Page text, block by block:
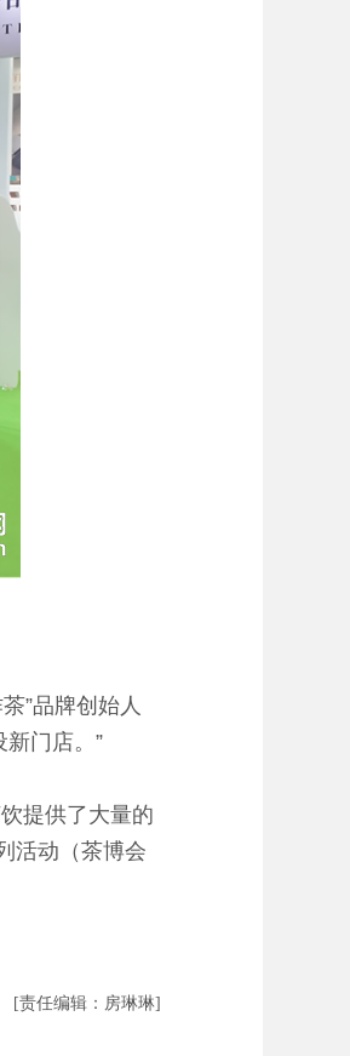
”品牌创始人
门店。”
提供了大量的
活动（茶博会
[责任编辑：房琳琳]